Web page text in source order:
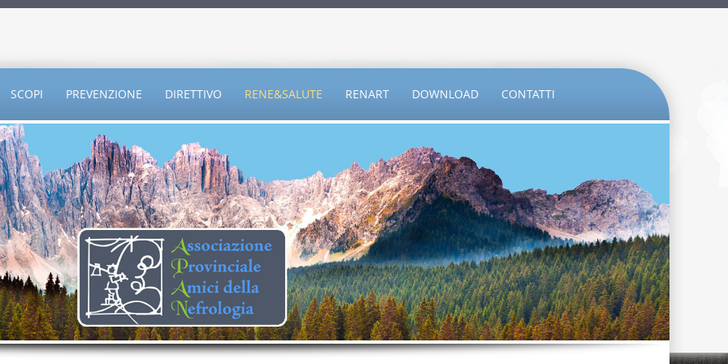
SCOPI PREVENZIONE DIRETTIVO RENE&SALUTE RENART DOWNLOAD CONTATTI